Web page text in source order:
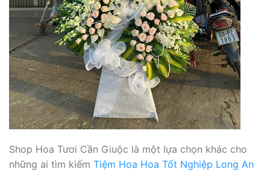
Shop Hoa Tươi Cần Giuộc là một lựa chọn khác cho
những ai tìm kiếm Tiệm Hoa Hoa Tốt Nghiệp Long An